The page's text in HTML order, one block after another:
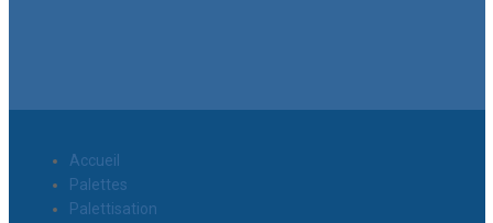
Accueil
Palettes
Palettisation